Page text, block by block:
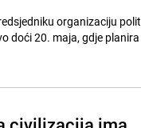
organizaciju
doći 20. maja, gdje